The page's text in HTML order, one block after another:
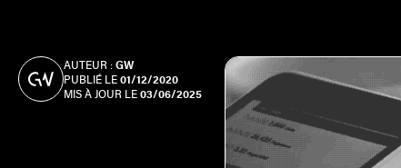
AUTEUR :GW
PUBLIÉ LE01/12/2020
MIS À JOUR LE03/06/2025